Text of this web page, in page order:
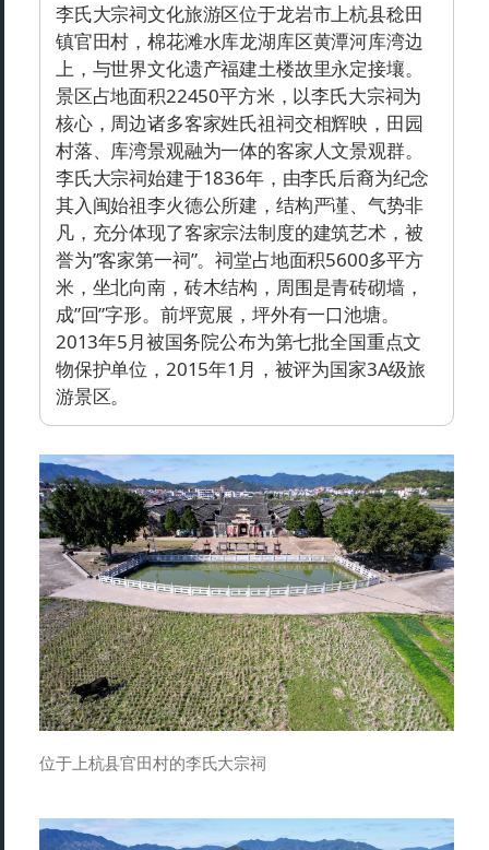
李氏大宗祠文化旅游区位于龙岩市上杭县稔田
镇官田村，棉花滩水库龙湖库区黄潭河库湾边
上，与世界文化遗产福建土楼故里永定接壤。
景区占地面积22450平方米，以李氏大宗祠为
核心，周边诸多客家姓氏祖祠交相辉映，田园
村落、库湾景观融为一体的客家人文景观群。
李氏大宗祠始建于1836年，由李氏后裔为纪念
其入闽始祖李火德公所建，结构严谨、气势非
凡，充分体现了客家宗法制度的建筑艺术，被
誉为”客家第一祠”。祠堂占地面积5600多平方
米，坐北向南，砖木结构，周围是青砖砌墙，
成”回”字形。前坪宽展，坪外有一口池塘。
2013年5月被国务院公布为第七批全国重点文
物保护单位，2015年1月，被评为国家3A级旅
游景区。
位于上杭县官田村的李氏大宗祠